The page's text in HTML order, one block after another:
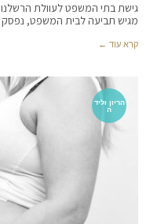
גישת בתי המשפט לעוולת
מגיש תביעה לבית המשפט, נפסק
קרא עוד ←
הריון וליד
ה